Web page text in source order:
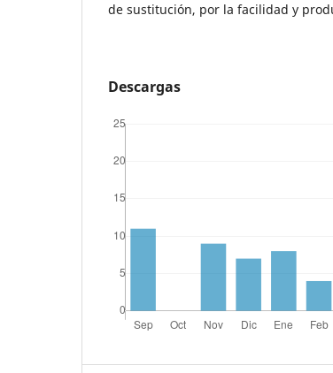
de sustitución, por la facilidad y
Descargas